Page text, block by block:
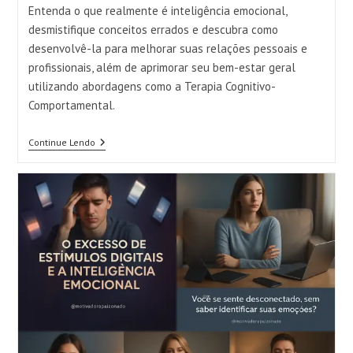
post: post:
Entenda o que realmente é inteligência emocional,
desmistifique conceitos errados e descubra como
desenvolvê-la para melhorar suas relações pessoais e
profissionais, além de aprimorar seu bem-estar geral
utilizando abordagens como a Terapia Cognitivo-
Comportamental.
Continue LendoInteligência
Emocional:
Que
É
De
Verdade
E
Como
Desenvolver
Essa
Habilidade
Essencial
Tomar
Decisões
Com
Como Recuperar Seu Protagonismo
Emocional e Viver com Mais
Resiliência
Categoria
Desenvolvimento Pesssoal
Comentários
0 comentário